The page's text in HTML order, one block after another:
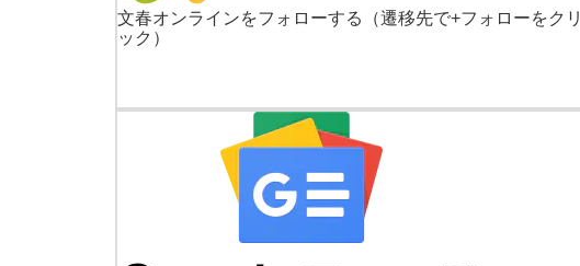
文春オンラインをフォローする
（遷移先で+フォローをクリ
ック）